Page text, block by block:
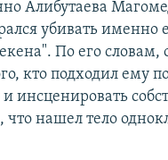
Алибутаева
убивать именно
По его словам,
кто подходил ему
инсценировать
что нашел тело